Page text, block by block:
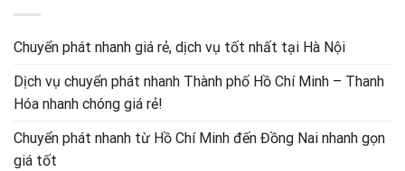
Chuyển phát nhanh giá rẻ, dịch vụ tốt nhất tại Hà Nội
Dịch vụ chuyển phát nhanh Thành phố Hồ Chí Minh – Thanh
Hóa nhanh chóng giá rẻ!
Chuyển phát nhanh từ Hồ Chí Minh đến Đồng Nai nhanh gọn
giá tốt